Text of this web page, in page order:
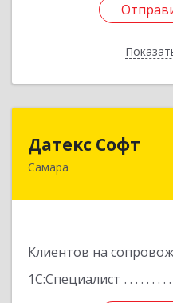
Датекс Софт
Самара
Клиентов на
1С:Специалист
443070, Самарская